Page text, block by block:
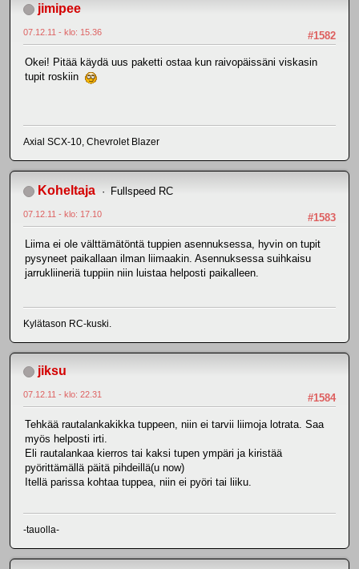
jimipee
#1582
07.12.11 - klo: 15.36
Okei! Pitää käydä uus paketti ostaa kun raivopäissäni viskasin
tupit roskiin
Axial SCX-10, Chevrolet Blazer
Koheltaja Fullspeed RC
#1583
07.12.11 - klo: 17.10
Liima ei ole välttämätöntä tuppien asennuksessa, hyvin on tupit
pysyneet paikallaan ilman liimaakin. Asennuksessa suihkaisu
jarrukliineriä tuppiin niin luistaa helposti paikalleen.
Kylätason RC-kuski.
jiksu
#1584
07.12.11 - klo: 22.31
Tehkää rautalankakikka tuppeen, niin ei tarvii liimoja lotrata. Saa
myös helposti irti.
Eli rautalankaa kierros tai kaksi tupen ympäri ja kiristää
pyörittämällä päitä pihdeillä(u now)
Itellä parissa kohtaa tuppea, niin ei pyöri tai liiku.
-tauolla-